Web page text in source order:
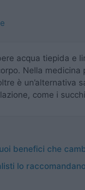
acqua tiepida e
Nella
è un’alternativa
come i
benefici che
lo